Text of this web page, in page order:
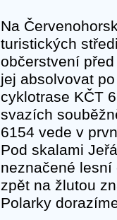
Na
turistických
občerstvení
jej absolvovat
cyklotrase KČT
svazích
6154 vede v
Pod skalami
neznačené
zpět na žlutou
Polarky